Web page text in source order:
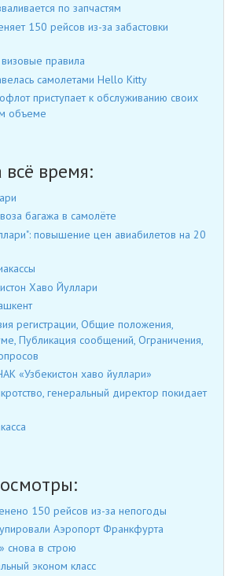
по запчастям
150 рейсов из-за забастовки
правила
самолетами Hello Kitty
приступает к обслуживанию своих
объеме
время:
багажа в самолёте
повышение цен авиабилетов на 20
Хаво Йуллари
регистрации, Общие положения,
Публикация сообщений, Ограничения,
«Узбекистон хаво йуллари»
генеральный директор покидает
150 рейсов из-за непогоды
Аэропорт Франкфурта
снова в строю
эконом класс